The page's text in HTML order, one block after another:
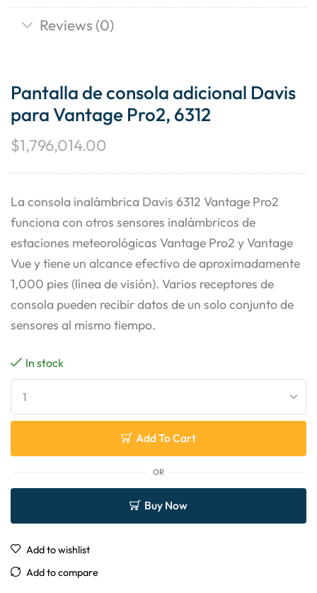
Reviews (0)
Pantalla de consola adicional Davis
para Vantage Pro2, 6312
$1,796,014.00
La consola inalámbrica Davis 6312 Vantage Pro2
funciona con otros sensores inalámbricos de
estaciones meteorológicas Vantage Pro2 y Vantage
Vue y tiene un alcance efectivo de aproximadamente
1,000 pies (línea de visión). Varios receptores de
consola pueden recibir datos de un solo conjunto de
sensores al mismo tiempo.
In stock
Add To Cart
OR
Buy Now
Add to wishlist
Add to compare